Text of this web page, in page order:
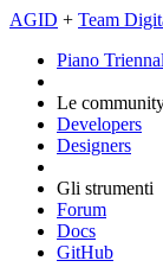
AGID + Team
Piano
Le
Developers
Designers
Gli strumenti
Forum
Docs
GitHub